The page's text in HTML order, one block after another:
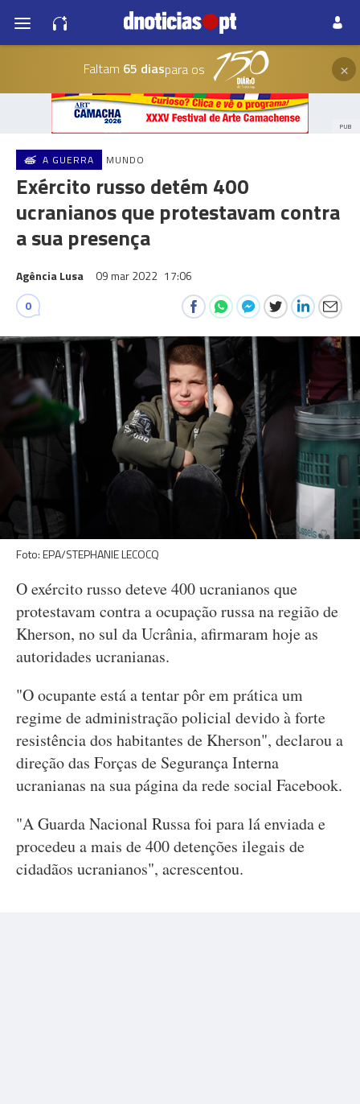
Faltam 65 diaspara os ×
PUB
A GUERRA MUNDO
Exército russo detém 400
ucranianos que protestavam contra
a sua presença
Agência Lusa 09 mar 2022 17:06
0
Foto: EPA/STEPHANIE LECOCQ
O exército russo deteve 400 ucranianos que
protestavam contra a ocupação russa na região de
Kherson, no sul da Ucrânia, afirmaram hoje as
autoridades ucranianas.
"O ocupante está a tentar pôr em prática um
regime de administração policial devido à forte
resistência dos habitantes de Kherson", declarou a
direção das Forças de Segurança Interna
ucranianas na sua página da rede social Facebook.
"A Guarda Nacional Russa foi para lá enviada e
procedeu a mais de 400 detenções ilegais de
cidadãos ucranianos", acrescentou.